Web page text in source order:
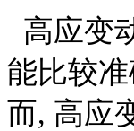
高应变
能比较
而, 高应